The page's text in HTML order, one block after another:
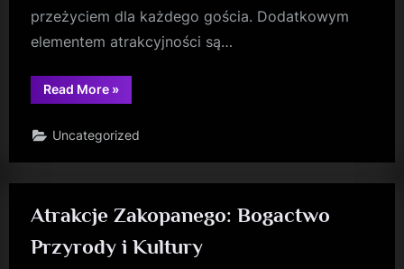
przeżyciem dla każdego gościa. Dodatkowym
elementem atrakcyjności są…
Read More“Kotelnica:
Narciarskie
Zakopanem”
»
Uncategorized
Atrakcje Zakopanego: Bogactwo
Przyrody i Kultury